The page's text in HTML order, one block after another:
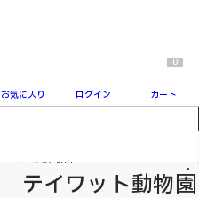
お気に入り ログイン
0
カート
テイワット動物